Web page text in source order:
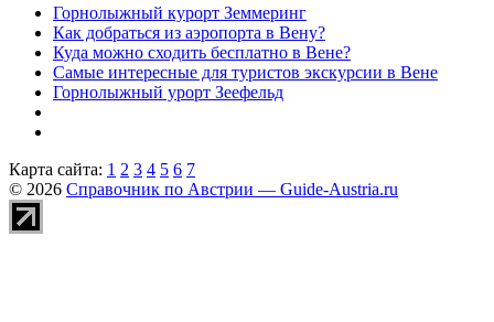
Горнолыжный курорт Земмеринг
Как добраться из аэропорта в Вену?
Куда можно сходить бесплатно в Вене?
Самые интересные для туристов экскурсии в Вене
Горнолыжный урорт Зеефельд
Карта сайта: 1 2 3 4 5 6 7
© 2026 Справочник по Австрии — Guide-Austria.ru